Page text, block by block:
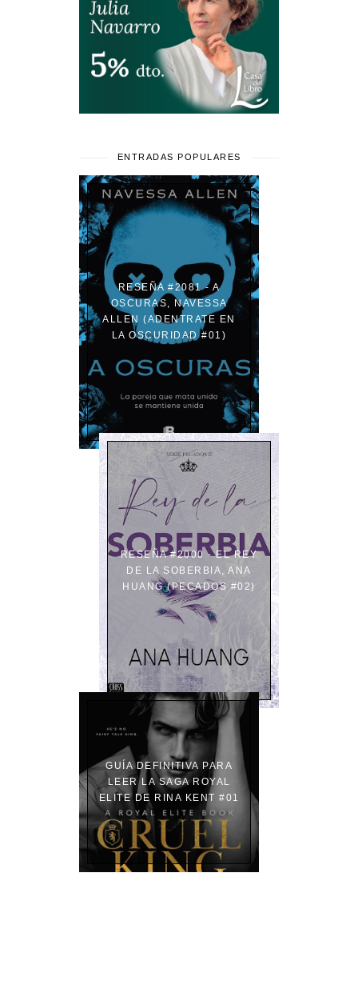
ENTRADAS POPULARES
RESEÑA #2081 - A
OSCURAS, NAVESSA
ALLEN (ADENTRATE EN
LA OSCURIDAD #01)
RESEÑA #2000 - EL REY
DE LA SOBERBIA, ANA
HUANG (PECADOS #02)
GUÍA DEFINITIVA PARA
LEER LA SAGA ROYAL
ELITE DE RINA KENT #01